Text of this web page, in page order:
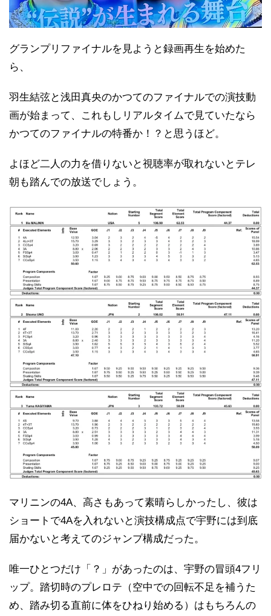
グランプリファイナルを見ようと録画再生を始めた
ら、
羽生結弦と浅田真央のかつてのファイナルでの演技動
画が始まって、これもしリアルタイムで見ていたなら
かつてのファイナルの特番か！？と思うほど。
よほど二人の力を借りないと視聴率が取れないとテレ
朝も踏んでの放送でしょう。
マリニンの4A、高さもあって素晴らしかったし、彼は
ショートで4Aを入れないと演技構成点で宇野には到底
届かないと考えてのジャンプ構成だった。
唯一ひとつだけ「？」があったのは、宇野の冒頭4フリ
ップ。踏切時のプレロテ（空中での回転不足を補うた
め、踏み切る直前に体をひねり始める）はもちろんの